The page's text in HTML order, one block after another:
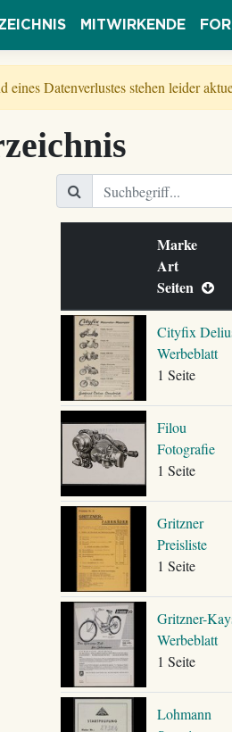
MITWIRKENDE
eines Datenverlustes stehen leider
Marke
Art
Seiten
Cityfix
Werbeblatt
1 Seite
Filou
Fotografie
1 Seite
Gritzner
Preisliste
1 Seite
Gritzner-
Werbeblatt
1 Seite
Lohmann